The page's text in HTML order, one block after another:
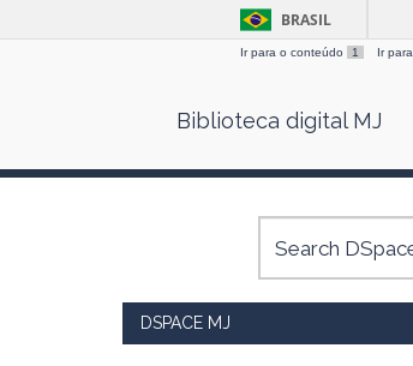
BRASIL
Ir para o conteúdo 1 Ir
Biblioteca digital MJ
DSPACE MJ